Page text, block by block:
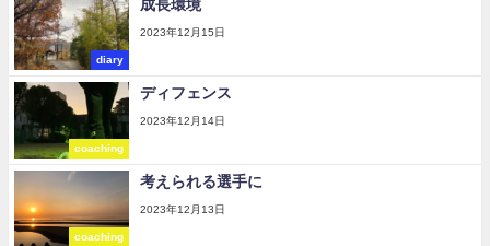
diary
成長環境
2023年12月15日
coaching
ディフェンス
2023年12月14日
coaching
考えられる選手に
2023年12月13日